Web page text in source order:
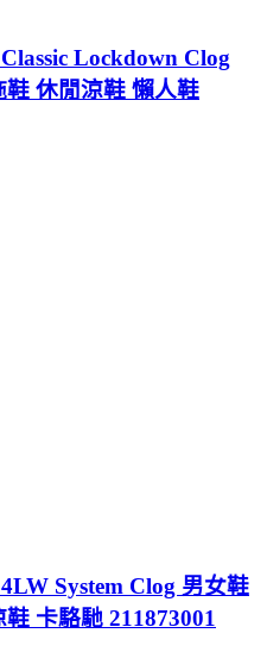
Lockdown Clog
休閒涼鞋 懶人鞋
System Clog 男女鞋
卡駱馳 211873001